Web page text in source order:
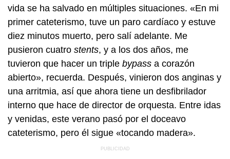
vida se ha salvado en múltiples situaciones. «En mi
primer cateterismo, tuve un paro cardíaco y estuve
diez minutos muerto, pero salí adelante. Me
pusieron cuatro stents, y a los dos años, me
tuvieron que hacer un triple bypass a corazón
abierto», recuerda. Después, vinieron dos anginas y
una arritmia, así que ahora tiene un desfibrilador
interno que hace de director de orquesta. Entre idas
y venidas, este verano pasó por el doceavo
cateterismo, pero él sigue «tocando madera».